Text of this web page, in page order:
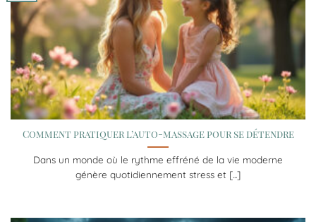
Comment pratiquer l’auto-massage pour se détendre
Dans un monde où le rythme effréné de la vie moderne
génère quotidiennement stress et [...]